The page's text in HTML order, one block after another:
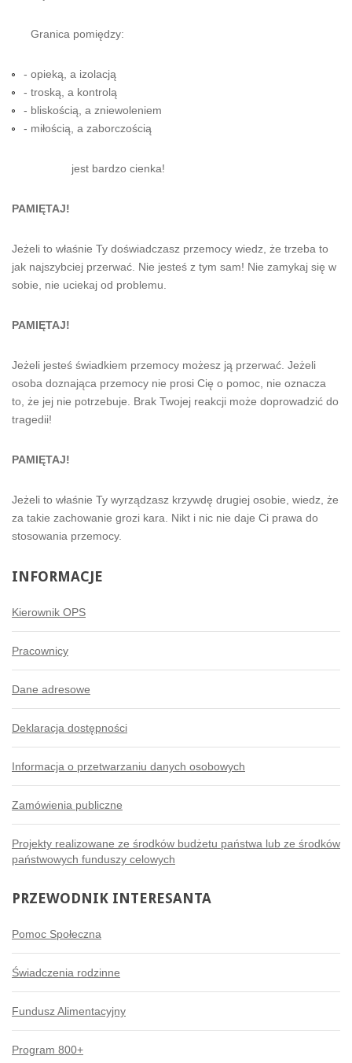
Granica pomiędzy:
- opieką, a izolacją
- troską, a kontrolą
- bliskością, a zniewoleniem
- miłością, a zaborczością
jest bardzo cienka!
PAMIĘTAJ!
Jeżeli to właśnie Ty doświadczasz przemocy wiedz, że trzeba to
jak najszybciej przerwać. Nie jesteś z tym sam! Nie zamykaj się w
sobie, nie uciekaj od problemu.
PAMIĘTAJ!
Jeżeli jesteś świadkiem przemocy możesz ją przerwać. Jeżeli
osoba doznająca przemocy nie prosi Cię o pomoc, nie oznacza
to, że jej nie potrzebuje. Brak Twojej reakcji może doprowadzić do
tragedii!
PAMIĘTAJ!
Jeżeli to właśnie Ty wyrządzasz krzywdę drugiej osobie, wiedz, że
za takie zachowanie grozi kara. Nikt i nic nie daje Ci prawa do
stosowania przemocy.
INFORMACJE
Kierownik OPS
Pracownicy
Dane adresowe
Deklaracja dostępności
Informacja o przetwarzaniu danych osobowych
Zamówienia publiczne
Projekty realizowane ze środków budżetu państwa lub ze środków
państwowych funduszy celowych
PRZEWODNIK INTERESANTA
Pomoc Społeczna
Świadczenia rodzinne
Fundusz Alimentacyjny
Program 800+